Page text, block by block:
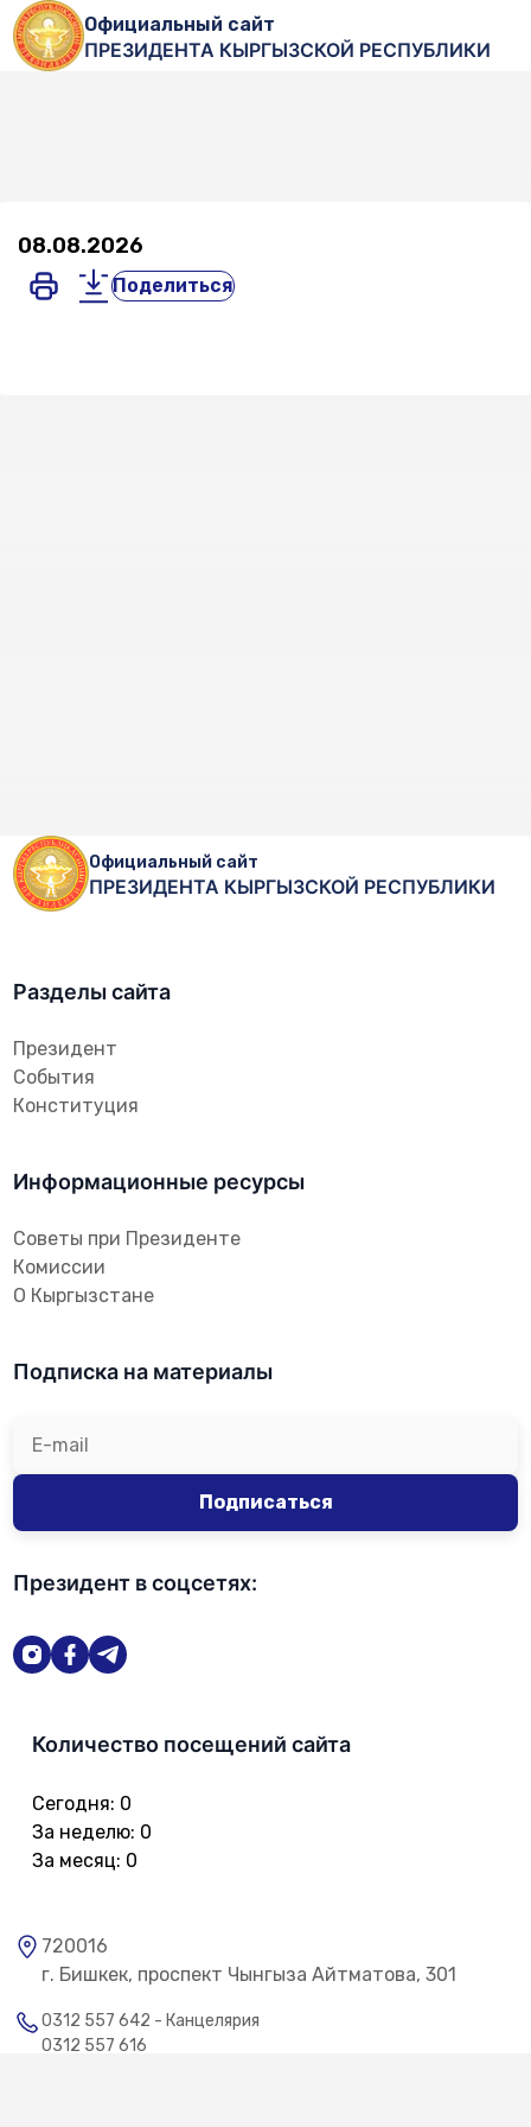
Официальный сайт
ПРЕЗИДЕНТА КЫРГЫЗСКОЙ РЕСПУБЛИКИ
08.08.2026
Поделиться
Официальный сайт
ПРЕЗИДЕНТА КЫРГЫЗСКОЙ РЕСПУБЛИКИ
Разделы сайта
Президент
События
Конституция
Информационные ресурсы
Советы при Президенте
Комиссии
О Кыргызстане
Подписка на материалы
Подписаться
Президент в соцсетях:
Количество посещений сайта
Сегодня: 0
За неделю: 0
За месяц: 0
720016
г. Бишкек, проспект Чынгыза Айтматова, 301
0312 557 642 - Канцелярия
0312 557 616